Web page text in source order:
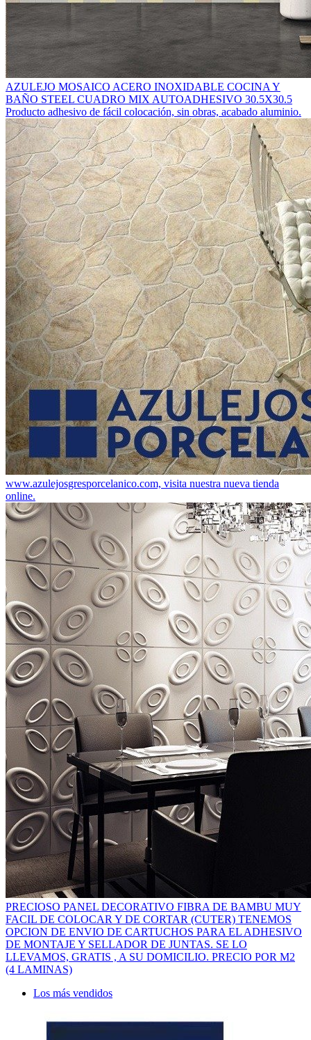
AZULEJO MOSAICO ACERO INOXIDABLE COCINA Y
BAÑO STEEL CUADRO MIX AUTOADHESIVO 30.5X30.5
Producto adhesivo de fácil colocación, sin obras, acabado aluminio.
www.azulejosgresporcelanico.com, visita nuestra nueva tienda
online.
PRECIOSO PANEL DECORATIVO FIBRA DE BAMBU MUY
FACIL DE COLOCAR Y DE CORTAR (CUTER) TENEMOS
OPCION DE ENVIO DE CARTUCHOS PARA EL ADHESIVO
DE MONTAJE Y SELLADOR DE JUNTAS. SE LO
LLEVAMOS, GRATIS , A SU DOMICILIO. PRECIO POR M2
(4 LAMINAS)
Los más vendidos